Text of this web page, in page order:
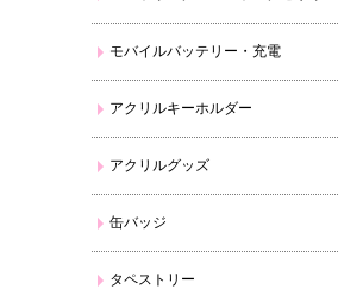
モバイルバッテリー・充電
アクリルキーホルダー
アクリルグッズ
缶バッジ
タペストリー